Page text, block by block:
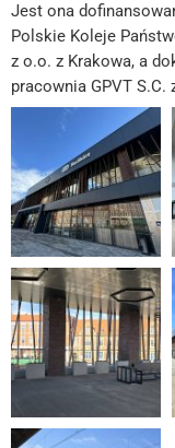
Jest ona
Polskie Koleje
z o.o. z Krakowa, a
pracownia GPVT S.C.